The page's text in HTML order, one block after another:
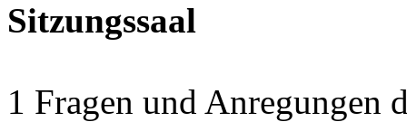
Sitzungssaal
1 Fragen und Anregungen